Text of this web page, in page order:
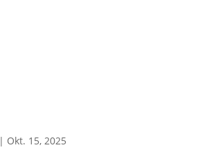
| Okt. 15, 2025